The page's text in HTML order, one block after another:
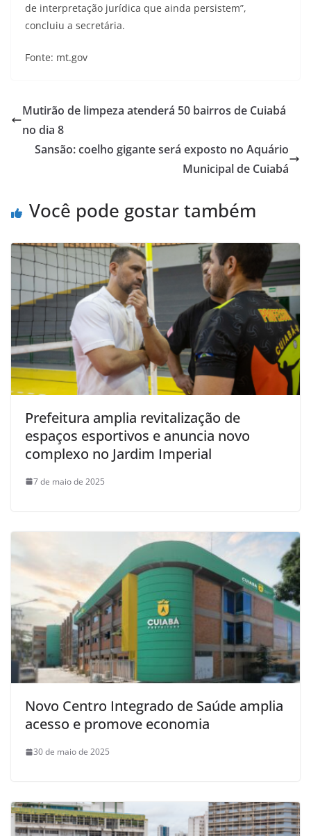
de interpretação jurídica que ainda persistem”,
concluiu a secretária.
Fonte: mt.gov
Mutirão de limpeza atenderá 50 bairros de Cuiabá
no dia 8
Sansão: coelho gigante será exposto no Aquário
Municipal de Cuiabá
Você pode gostar também
Prefeitura amplia revitalização de
espaços esportivos e anuncia novo
complexo no Jardim Imperial
7 de maio de 2025
Novo Centro Integrado de Saúde amplia
acesso e promove economia
30 de maio de 2025